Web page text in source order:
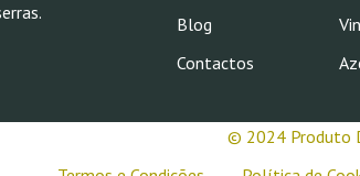
Blog
Contactos
© 2024 Produto